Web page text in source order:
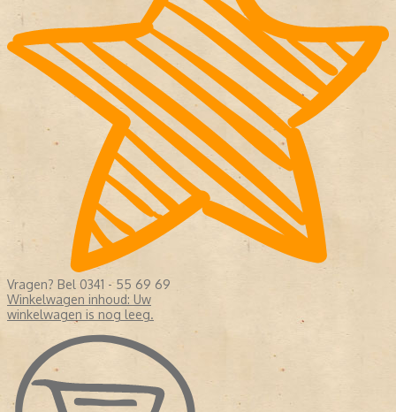
Vragen? Bel 0341 - 55 69 69
Winkelwagen inhoud: Uw
winkelwagen is nog leeg.